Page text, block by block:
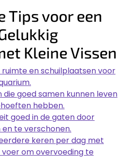
Tips voor een
Kleine Vissen
en schuilplaatsen voor
die goed samen kunnen leven
hebben.
goed in de gaten door
te verschonen.
keren per dag met
om overvoeding te